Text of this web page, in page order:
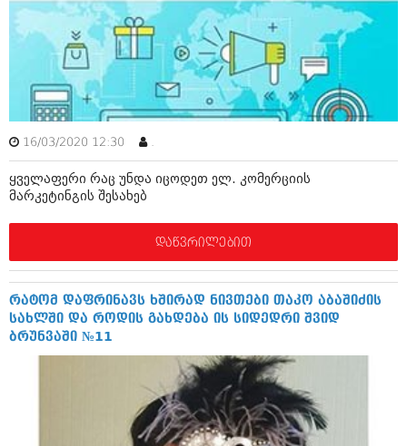
სექტემბერი 2012 (264)
აგვისტო 2012 (268)
ივლისი 2012 (322)
ივნისი 2012 (282)
მაისი 2012 (240)
აპრილი 2012 (294)
მარტი 2012 (259)
თებერვალი 2012 (376)
ნოემბერი 2011 (471)
ოქტომბერი 2011 (754)
აგვისტო 2011 (249)
ივლისი 2011 (400)
ივნისი 2011 (438)
მაისი 2011 (415)
აპრილი 2011 (294)
მარტი 2011 (654)
თებერვალი 2011 (329)
იანვარი 2011 (647)
დეკემბერი 2010 (881)
ნოემბერი 2010 (422)
ოქტომბერი 2010 (341)
16/03/2020 12:30 .
ყველაფერი რაც უნდა იცოდეთ ელ. კომერციის
მარკეტინგის შესახებ
დაწვრილებით
რატომ დაფრინავს ხშირად ნივთები თაკო აბაშიძის
სახლში და როდის გახდება ის სიდედრი შვიდ
ბრუნვაში №11